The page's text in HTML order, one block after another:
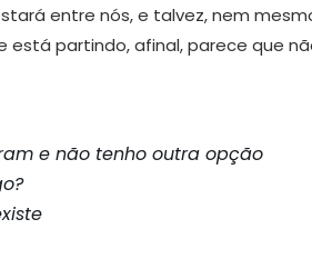
entre nós, e talvez, nem
está partindo, afinal, parece que
e não tenho outra opção